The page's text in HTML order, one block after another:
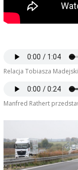
Relacja Tobiasza
Manfred Rathert